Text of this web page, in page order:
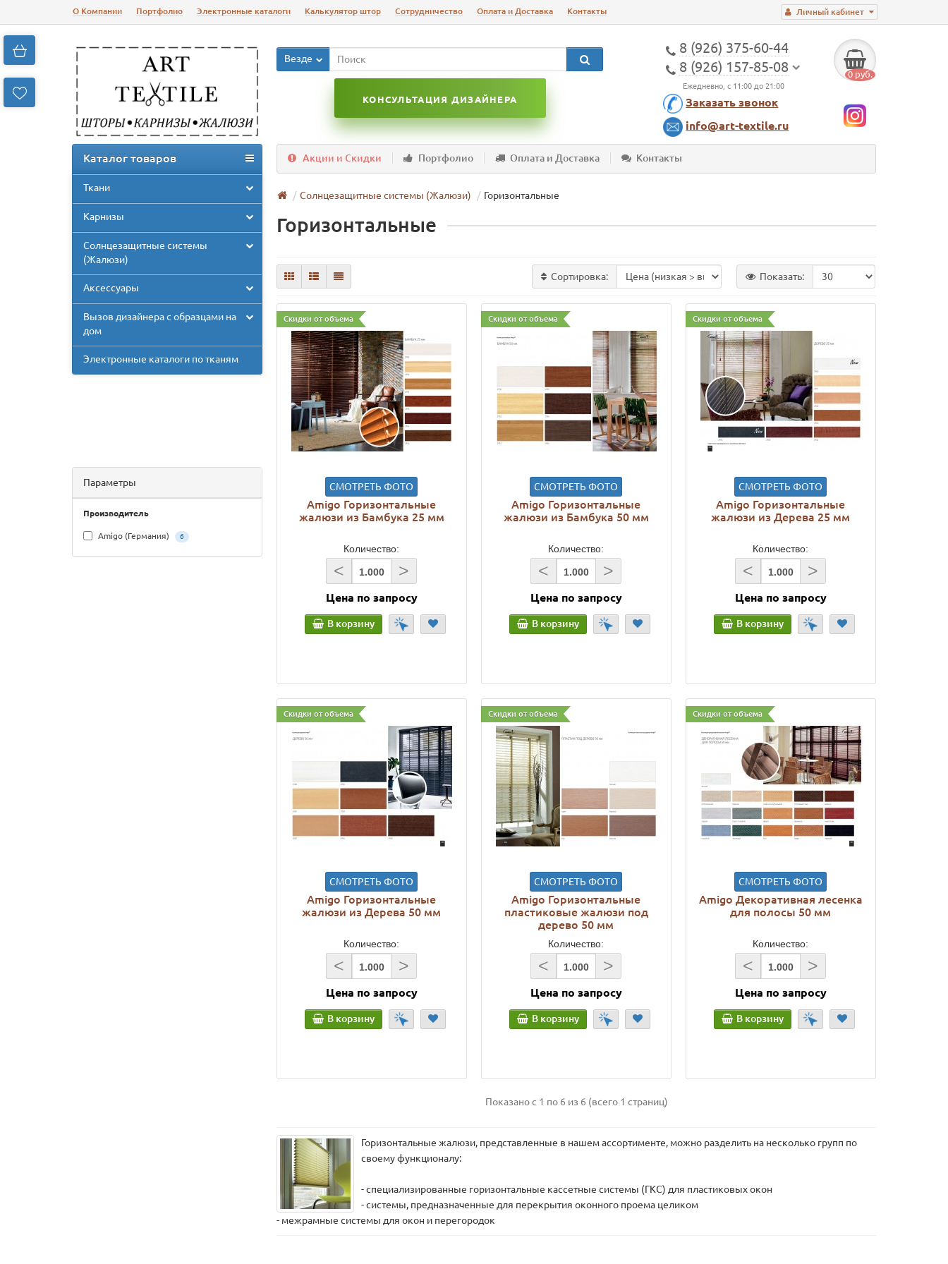
Личный кабинет
О Компании Портфолио Электронные каталоги Калькулятор штор Сотрудничество Оплата и Доставка Контакты
8 (926) 375-60-44
8 (926) 157-85-08
Ежедневно, с 11:00 до 21:00
Заказать звонок
info@art-textile.ru
0 руб.
Везде
КОНСУЛЬТАЦИЯ ДИЗАЙНЕРА
Акции и Скидки Портфолио Оплата и Доставка Контакты
Каталог товаров
Ткани
Карнизы
Солнцезащитные системы
(Жалюзи)
Аксессуары
Вызов дизайнера с образцами на
дом
Электронные каталоги по тканям
Солнцезащитные системы (Жалюзи) Горизонтальные
Параметры
Производитель
Amigo (Германия) 6
Горизонтальные
Сортировка: Показать:
Скидки от объема
СМОТРЕТЬ ФОТО
Amigo Горизонтальные
жалюзи из Бамбука 25 мм
Количество:
< >
Цена по запросу
В корзину
Скидки от объема
СМОТРЕТЬ ФОТО
Amigo Горизонтальные
жалюзи из Бамбука 50 мм
Количество:
< >
Цена по запросу
В корзину
Скидки от объема
СМОТРЕТЬ ФОТО
Amigo Горизонтальные
жалюзи из Дерева 25 мм
Количество:
< >
Цена по запросу
В корзину
Скидки от объема
СМОТРЕТЬ ФОТО
Amigo Горизонтальные
жалюзи из Дерева 50 мм
Количество:
< >
Цена по запросу
В корзину
Скидки от объема
СМОТРЕТЬ ФОТО
Amigo Горизонтальные
пластиковые жалюзи под
дерево 50 мм
Количество:
< >
Цена по запросу
В корзину
Скидки от объема
СМОТРЕТЬ ФОТО
Amigo Декоративная лесенка
для полосы 50 мм
Количество:
< >
Цена по запросу
В корзину
Показано с 1 по 6 из 6 (всего 1 страниц)
Горизонтальные жалюзи, представленные в нашем ассортименте, можно разделить на несколько групп по
своему функционалу:
- специализированные горизонтальные кассетные системы (ГКС) для пластиковых окон
- системы, предназначенные для перекрытия оконного проема целиком
- межрамные системы для окон и перегородок